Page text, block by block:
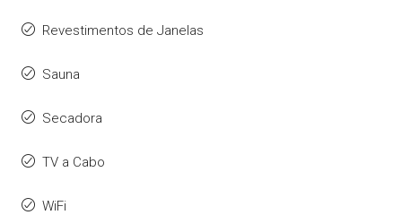
Revestimentos de Janelas
Sauna
Secadora
TV a Cabo
WiFi